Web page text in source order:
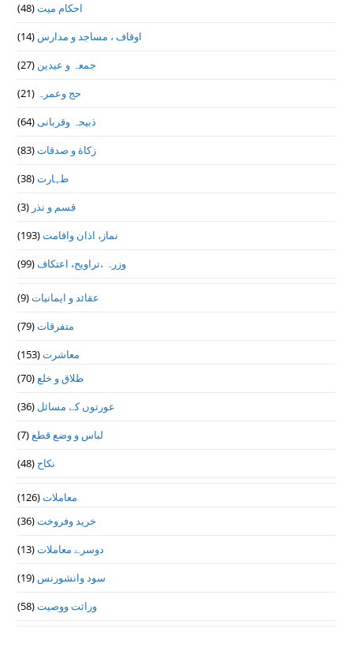
احکام میت(48)
اوقاف ، مساجد و مدارس (14)
جمعہ و عیدین (27)
حج وعمرہ (21)
ذبیحہ وقربانی(64)
زکاة و صدقات(83)
طہارت(38)
قسم و نذر (3)
نماز، اذان واقامت(193)
وزرہ ،تراويح، اعتكاف(99)
عقائد و ایمانیات(9)
متفرقات(79)
معاشرت(153)
طلاق و خلع(70)
عورتوں کے مسائل (36)
لباس و وضع قطع(7)
نکاح (48)
معاملات(126)
خرید وفروخت(36)
دوسرے معاملات(13)
سود وانشورنس (19)
وراثت ووصيت(58)